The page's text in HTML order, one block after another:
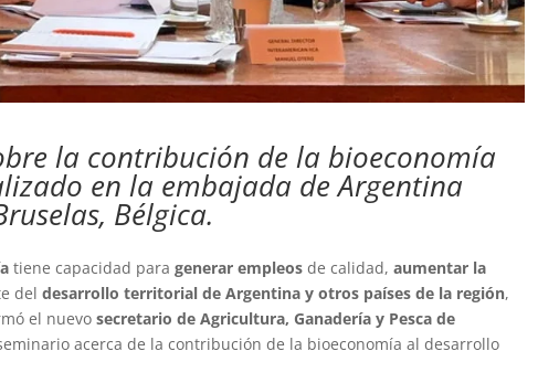
la contribución de la bioeconomía
en la embajada de Argentina
Bélgica.
tiene capacidad paragenerar empleos de calidad,aumentar la
deldesarrollo territorial de Argentina y otros países de la región,
el nuevosecretario de Agricultura, Ganadería y Pesca de
acerca de la contribución de la bioeconomía al desarrollo